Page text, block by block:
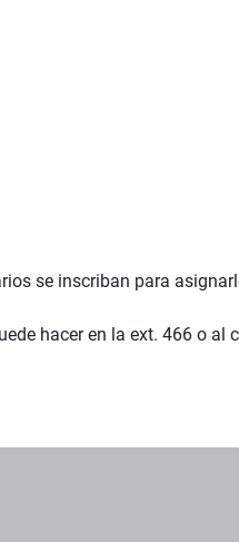
se inscriban para
hacer en la ext. 466 o al